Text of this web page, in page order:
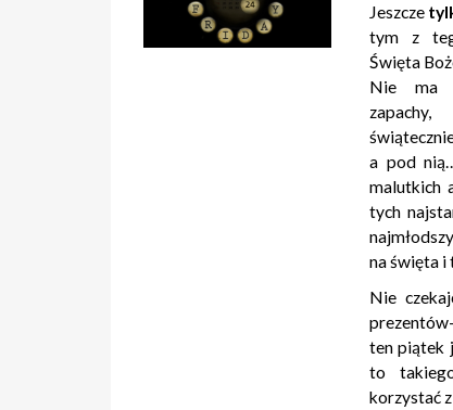
Jeszcze
tym z
Święta
Nie ma
a pod
malutkich
tych
na święta i
Nie
ten piątek
to
korzystać